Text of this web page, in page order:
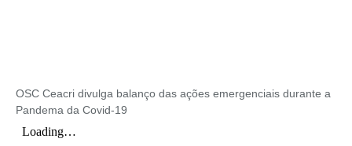
OSC Ceacri divulga balanço das ações emergenciais durante a
Pandema da Covid-19